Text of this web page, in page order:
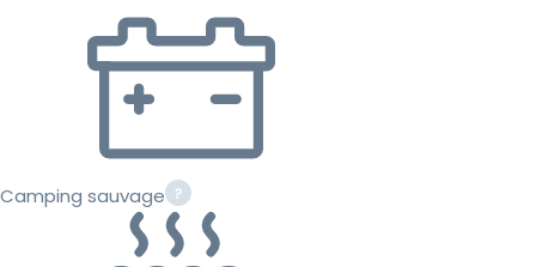
Camping sauvage